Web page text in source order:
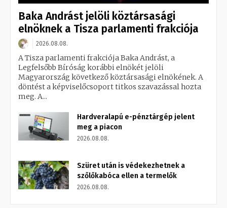
Baka Andrást jelöli köztársasági
elnöknek a Tisza parlamenti frakciója
2026.08.08.
A Tisza parlamenti frakciója Baka Andrást, a
Legfelsőbb Bíróság korábbi elnökét jelöli
Magyarország következő köztársasági elnökének. A
döntést a képviselőcsoport titkos szavazással hozta
meg. A...
Hardveralapú e-pénztárgép jelent
meg a piacon
2026.08.08.
Szüret után is védekezhetnek a
szőlőkabóca ellen a termelők
2026.08.08.